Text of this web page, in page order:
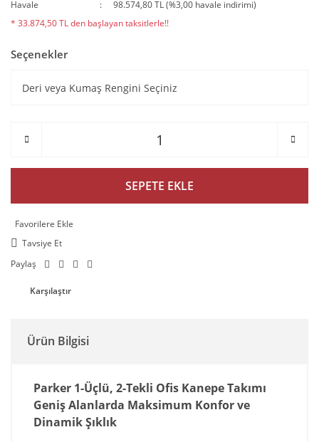
Havale
98.574,80 TL (%3,00 havale indirimi)
* 33.874,50 TL den başlayan taksitlerle!!
Seçenekler
SEPETE EKLE
Tavsiye Et
Paylaş
Karşılaştır
Ürün Bilgisi
Parker 1-Üçlü, 2-Tekli Ofis Kanepe Takımı
Geniş Alanlarda Maksimum Konfor ve
Dinamik Şıklık